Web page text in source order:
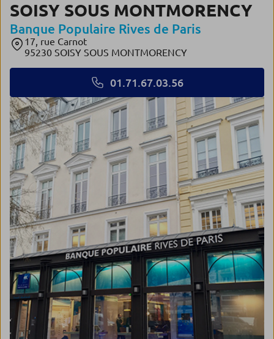
SOISY SOUS MONTMORENCY
Banque Populaire Rives de Paris
17, rue Carnot
95230 SOISY SOUS MONTMORENCY
01.71.67.03.56